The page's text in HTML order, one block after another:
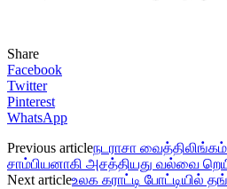
Share
Facebook
Twitter
Pinterest
WhatsApp
Previous articleநடராசா
சாம்பியனாகி அசத்தியது வல்வை
Next articleஉலக கராட்டி போட்டியில்